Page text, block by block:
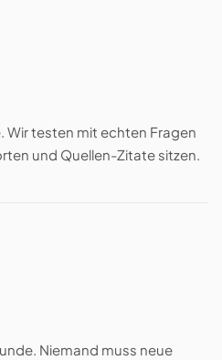
Wir testen mit echten Fragen
und Quellen-Zitate sitzen.
Niemand muss neue